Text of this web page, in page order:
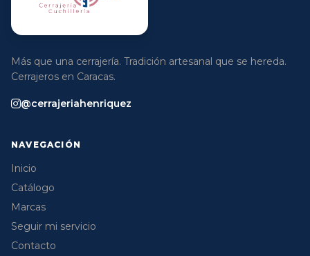
Más que una cerrajería. Tradición artesanal que se hereda.
Cerrajeros en Caracas.
@cerrajeriahenriquez
NAVEGACIÓN
Inicio
Catálogo
Marcas
Seguir mi servicio
Contacto